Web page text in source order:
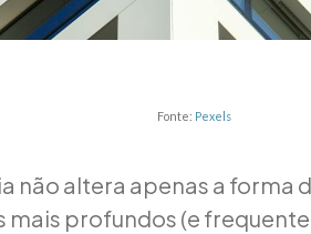
Fonte: Pexels
não altera apenas a forma
mais profundos (e